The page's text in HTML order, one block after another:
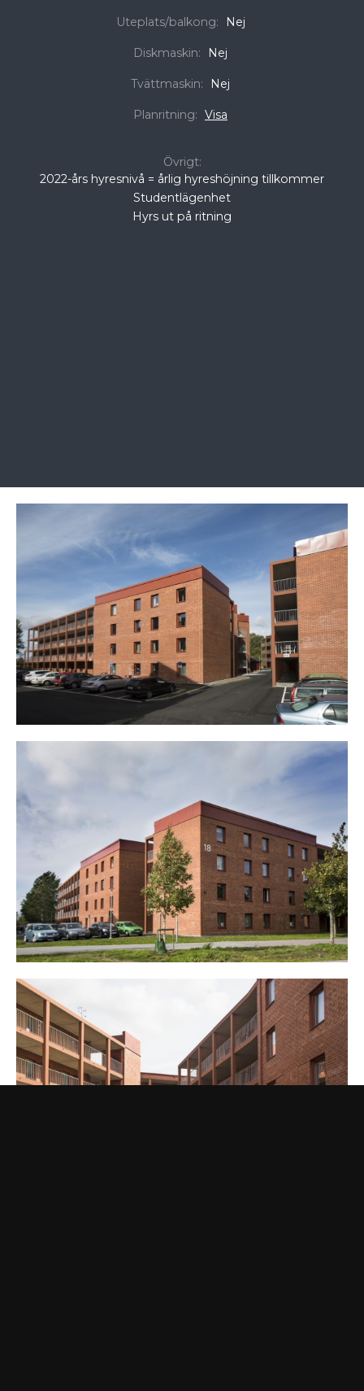
Uteplats/balkong: Nej
Diskmaskin: Nej
Tvättmaskin: Nej
Planritning: Visa
Övrigt:
2022-års hyresnivå = årlig hyreshöjning tillkommer
Studentlägenhet
Hyrs ut på ritning